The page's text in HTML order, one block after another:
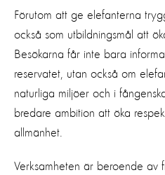
Förutom att ge elefanterna
också som utbildningsmål att
Besökarna får inte bara
reservatet, utan också om
naturliga miljöer och i
bredare ambition att öka
allmänhet.
Verksamheten är beroende av